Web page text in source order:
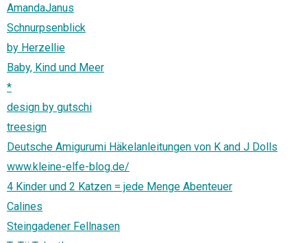
AmandaJanus
Schnurpsenblick
by Herzellie
Baby, Kind und Meer
*
design by gutschi
treesign
Deutsche Amigurumi Häkelanleitungen von K and J Dolls
www.kleine-elfe-blog.de/
4 Kinder und 2 Katzen = jede Menge Abenteuer
Calines
Steingadener Fellnasen